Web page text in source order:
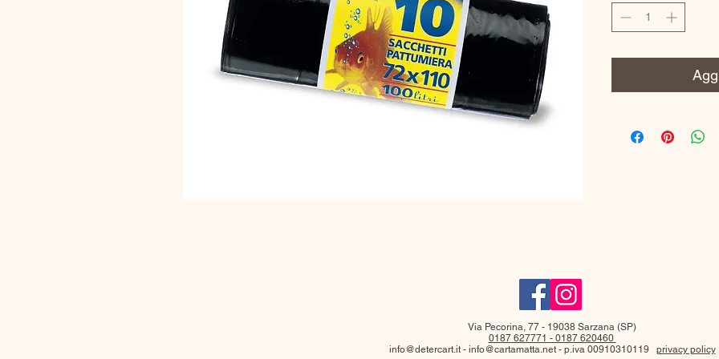
Via Pecorina, 77 - 19038 Sarzana (SP)
0187 627771 - 0187 620460
info@detercart.it - info@cartamatta.net - p.iva 00910310119 privacy policy